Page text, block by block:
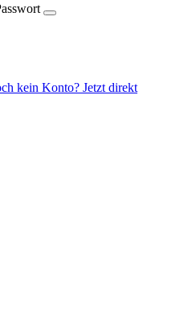
kein Konto? Jetzt direkt